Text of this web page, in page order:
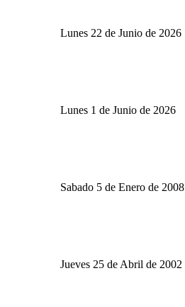
Lunes 22 de Junio de 2026
Lunes 1 de Junio de 2026
Sabado 5 de Enero de 2008
Jueves 25 de Abril de 2002